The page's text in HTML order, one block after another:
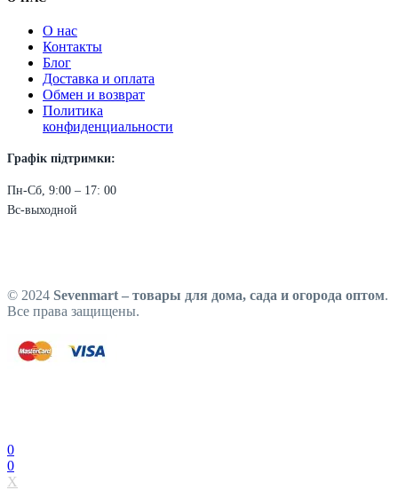
О нас
Контакты
Блог
Доставка и оплата
Обмен и возврат
Политика
конфиденциальности
Графік підтримки:
Пн-Сб, 9:00 – 17: 00
Вс-выходной
© 2024 Sevenmart – товары для дома, сада и огорода оптом.
Все права защищены.
0
0
X